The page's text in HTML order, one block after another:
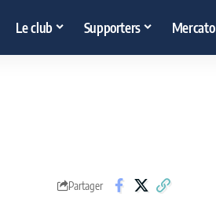
Le club Supporters Mercato
Partager